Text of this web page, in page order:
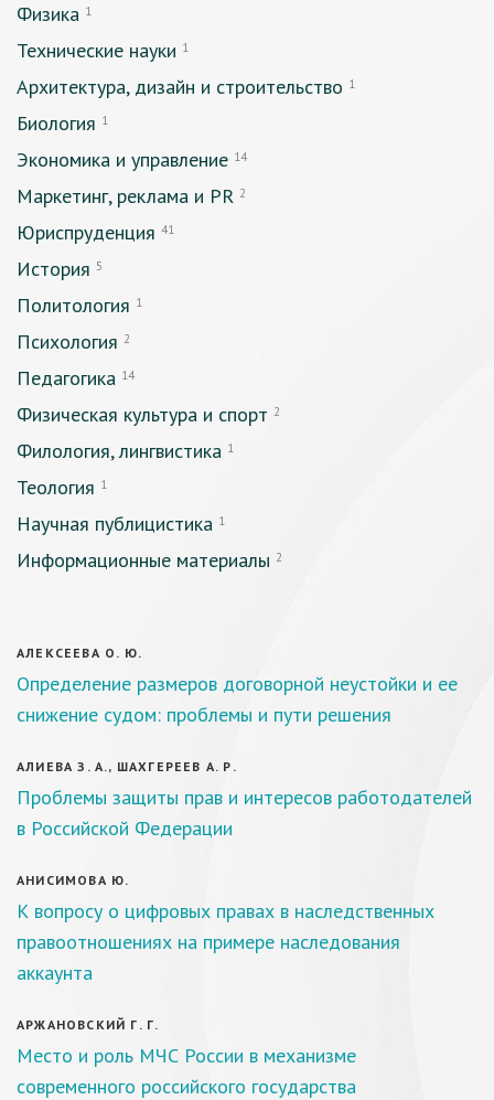
Физика 1
Технические науки 1
Архитектура, дизайн и строительство 1
Биология 1
Экономика и управление 14
Маркетинг, реклама и PR 2
Юриспруденция 41
История 5
Политология 1
Психология 2
Педагогика 14
Физическая культура и спорт 2
Филология, лингвистика 1
Теология 1
Научная публицистика 1
Информационные материалы 2
АЛЕКСЕЕВА О. Ю.
Определение размеров договорной неустойки и ее
снижение судом: проблемы и пути решения
АЛИЕВА З. А., ШАХГЕРЕЕВ А. Р.
Проблемы защиты прав и интересов работодателей
в Российской Федерации
АНИСИМОВА Ю.
К вопросу о цифровых правах в наследственных
правоотношениях на примере наследования
аккаунта
АРЖАНОВСКИЙ Г. Г.
Место и роль МЧС России в механизме
современного российского государства